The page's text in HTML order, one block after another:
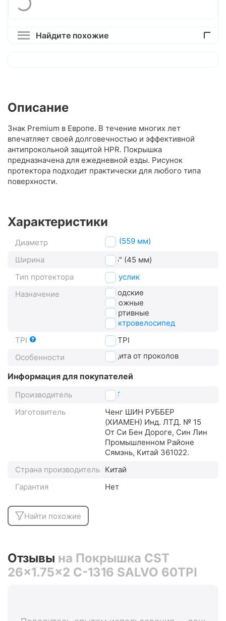
Найдите похожие
Описание
Знак Premium в Европе. В течение многих лет
впечатляет своей долговечностью и эффективной
антипрокольной защитой HPR. Покрышка
предназначена для ежедневной езды. Рисунок
протектора подходит практически для любого типа
поверхности.
Характеристики
Диаметр
26" (559 мм)
Ширина
1.75" (45 мм)
Тип протектора
полуслик
Назначение
городские
дорожные
спортивные
электровелосипед
TPI
60 TPI
Особенности
защита от проколов
Информация для покупателей
Производитель
CST
Изготовитель
Ченг ШИН РУББЕР
(XИАМЕН) Инд. ЛТД. № 15
От Си Бен Дороге, Син Лин
Промышленном Районе
Сямэнь, Китай 361022.
Страна производитель Китай
Гарантия
Нет
Найти похожие
Отзывы на Покрышка CST
26x1.75x2 C-1316 SALVO 60TPI